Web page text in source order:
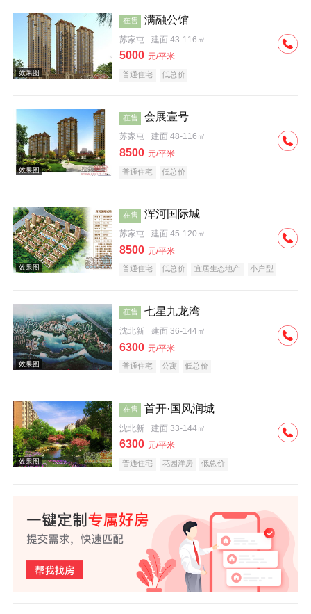
效果图
在售 满融公馆
苏家屯 建面 43-116㎡
5000 元/平米
普通住宅 低总价
效果图
在售 会展壹号
苏家屯 建面 48-116㎡
8500 元/平米
普通住宅 低总价
效果图
在售 浑河国际城
苏家屯 建面 45-120㎡
8500 元/平米
普通住宅 低总价 宜居生态地产 小户型
效果图
在售 七星九龙湾
沈北新 建面 36-144㎡
6300 元/平米
普通住宅 公寓 低总价
在售 首开·国风润城
沈北新 建面 33-144㎡
6300 元/平米
普通住宅 花园洋房 低总价